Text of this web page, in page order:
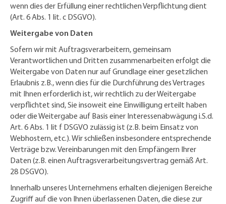
wenn dies der Erfüllung einer rechtlichen Verpflichtung dient
(Art. 6 Abs. 1 lit. c DSGVO).
Weitergabe von Daten
Sofern wir mit Auftragsverarbeitern, gemeinsam
Verantwortlichen und Dritten zusammenarbeiten erfolgt die
Weitergabe von Daten nur auf Grundlage einer gesetzlichen
Erlaubnis z.B., wenn dies für die Durchführung des Vertrages
mit Ihnen erforderlich ist, wir rechtlich zu der Weitergabe
verpflichtet sind, Sie insoweit eine Einwilligung erteilt haben
oder die Weitergabe auf Basis einer Interessenabwägung i.S.d.
Art. 6 Abs. 1 lit f DSGVO zulässig ist (z.B. beim Einsatz von
Webhostern, etc.). Wir schließen insbesondere entsprechende
Verträge bzw. Vereinbarungen mit den Empfängern Ihrer
Daten (z.B. einen Auftragsverarbeitungsvertrag gemäß Art.
28 DSGVO).
Innerhalb unseres Unternehmens erhalten diejenigen Bereiche
Zugriff auf die von Ihnen überlassenen Daten, die diese zur